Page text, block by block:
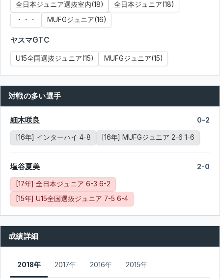
全日本ジュニア選抜室内(18)
全日本ジュニア(18)
・・・
MUFGジュニア(16)
ヤスマGTC
U15全国選抜ジュニア(15) MUFGジュニア(15)
対戦の多い選手
細木咲良 0-2
[16年] インターハイ 4-8 [16年] MUFGジュニア 2-6 1-6
塩谷夏美 2-0
[17年] 全日本ジュニア 6-3 6-2
[15年] U15全国選抜ジュニア 7-5 6-4
成績詳細
2018年 2017年 2016年 2015年